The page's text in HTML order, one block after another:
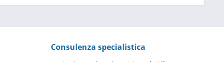
Consulenza specialistica